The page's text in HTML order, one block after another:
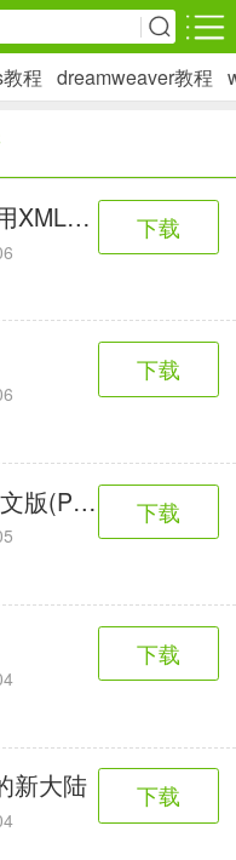
安卓游戏
1万+款应用
6千+款应用
生活服务
趣味娱乐
程 dreamweaver教程
XML轻松开发Web
下载
下载
版(PDF) 下载
下载
新大陆 下载